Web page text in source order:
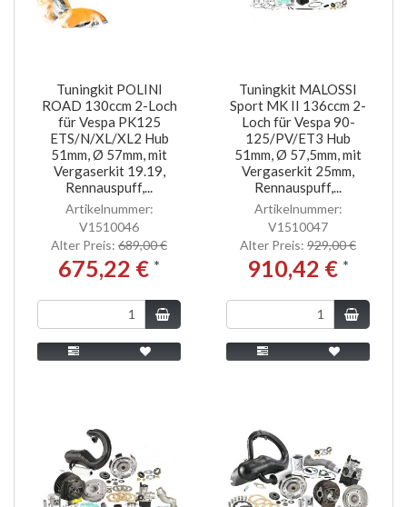
Tuningkit POLINI
ROAD 130ccm 2-Loch
für Vespa PK125
ETS/N/XL/XL2 Hub
51mm, Ø 57mm, mit
Vergaserkit 19.19,
Rennauspuff,...
Artikelnummer:
V1510046
Alter Preis: 689,00 €
675,22 € *
Tuningkit MALOSSI
Sport MK II 136ccm 2-
Loch für Vespa 90-
125/PV/ET3 Hub
51mm, Ø 57,5mm, mit
Vergaserkit 25mm,
Rennauspuff,...
Artikelnummer:
V1510047
Alter Preis: 929,00 €
910,42 € *